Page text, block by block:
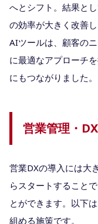
へとシフト。結果と
の効率が大きく改善し
AIツールは、顧客の
に最適なアプローチ
にもつながりました。
営業管理・
営業DXの導入には大
らスタートすること
とができます。以下
組める施策です。